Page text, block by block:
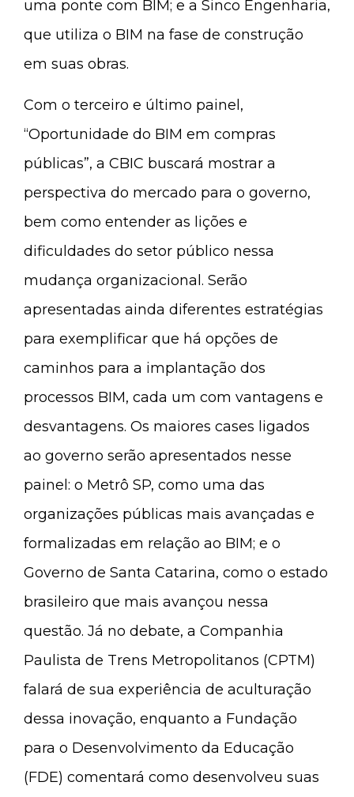
uma ponte com BIM; e a Sinco Engenharia,
que utiliza o BIM na fase de construção
em suas obras.
Com o terceiro e último painel,
“Oportunidade do BIM em compras
públicas”, a CBIC buscará mostrar a
perspectiva do mercado para o governo,
bem como entender as lições e
dificuldades do setor público nessa
mudança organizacional. Serão
apresentadas ainda diferentes estratégias
para exemplificar que há opções de
caminhos para a implantação dos
processos BIM, cada um com vantagens e
desvantagens. Os maiores cases ligados
ao governo serão apresentados nesse
painel: o Metrô SP, como uma das
organizações públicas mais avançadas e
formalizadas em relação ao BIM; e o
Governo de Santa Catarina, como o estado
brasileiro que mais avançou nessa
questão. Já no debate, a Companhia
Paulista de Trens Metropolitanos (CPTM)
falará de sua experiência de aculturação
dessa inovação, enquanto a Fundação
para o Desenvolvimento da Educação
(FDE) comentará como desenvolveu suas